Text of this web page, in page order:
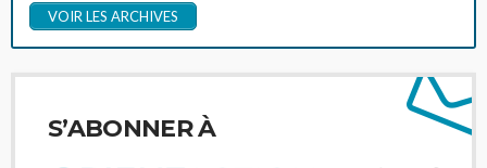
VOIR LES ARCHIVES
S’ABONNER À